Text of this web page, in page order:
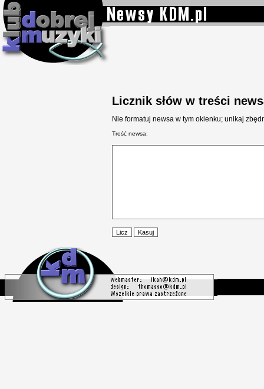
Licznik słów w treści
Nie formatuj newsa w tym okienku; unikaj
Treść newsa: